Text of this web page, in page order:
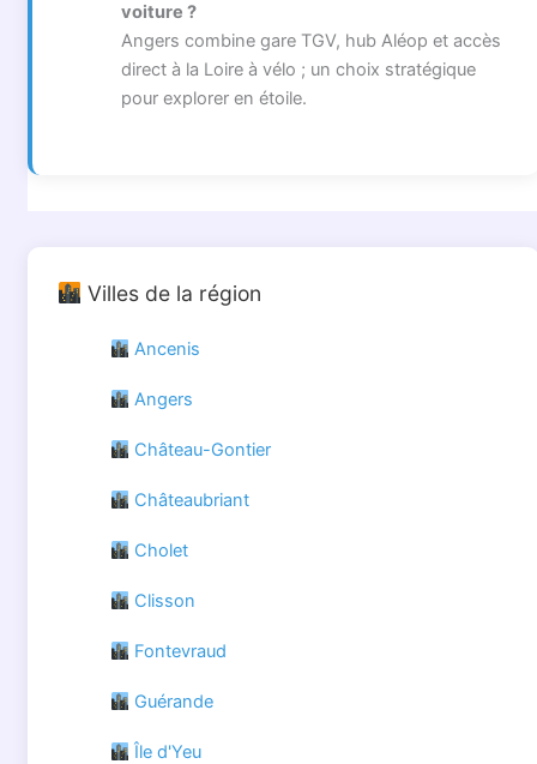
voiture ?
Angers combine gare TGV, hub Aléop et accès
direct à la Loire à vélo ; un choix stratégique
pour explorer en étoile.
Villes de la région
Ancenis
Angers
Château-Gontier
Châteaubriant
Cholet
Clisson
Fontevraud
Guérande
Île d'Yeu